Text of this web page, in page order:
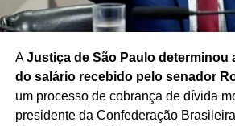
de Janeiro
AJustiça de São Paulo determinou
do salário recebido pelo senador
um processo de cobrança de dívida
presidente da Confederação